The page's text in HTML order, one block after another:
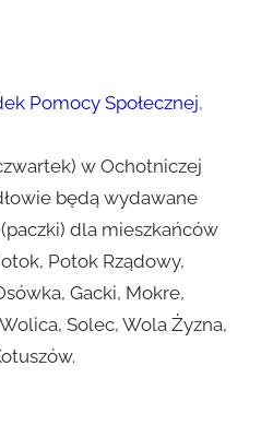
Pomocy Społecznej
w Ochotniczej
będą wydawane
dla mieszkańców
Potok Rządowy,
Gacki, Mokre,
Solec, Wola Żyzna,